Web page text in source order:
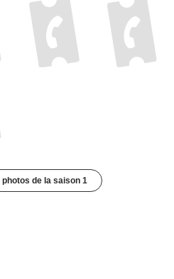
de la saison 1